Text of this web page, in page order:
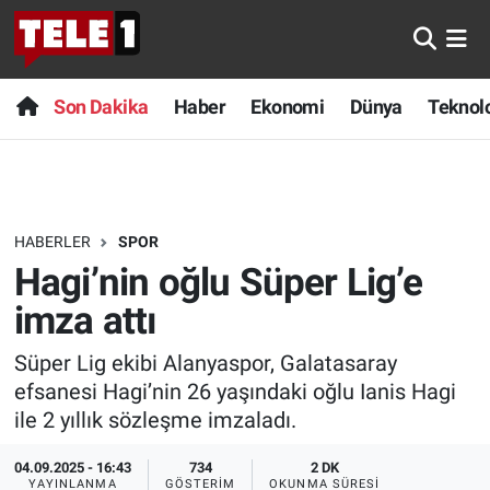
Son Dakika Haber Ekonomi Dünya
HABERLER SPOR
Hagi’nin oğlu Süper Lig’e
imza attı
Süper Lig ekibi Alanyaspor, Galatasaray
efsanesi Hagi’nin 26 yaşındaki oğlu Ianis Hagi
ile 2 yıllık sözleşme imzaladı.
04.09.2025 - 16:43
YAYINLANMA
734
GÖSTERIM
2 DK
OKUNMA SÜRESI
Anında Manşet
Başka Sohbetler
Bilim turu
Bilim ve Teknoloji Evreni
Doğa Konuşuyor
Dünya
Ege Saati
Son Dakika
Haber
Dünya
Teknoloji
Sağlık
Spor
Yayın Akışı
Nöbetçi Eczaneler
Hava Durumu
Trafik Durumu
Süper Lig Puan Durumu ve Fikstür
Tüm Manşetler
Son Dakika Haberleri
Haber Arşivi